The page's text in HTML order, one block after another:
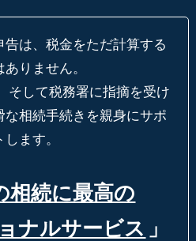
は、税金をただ計算する
りません。
そして税務署に指摘を受け
な相続手続きを親身にサポ
します。
相続に最高の
ナルサービス 」